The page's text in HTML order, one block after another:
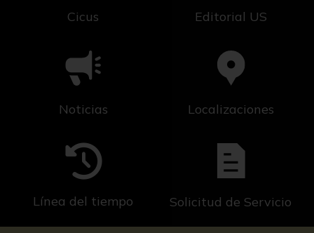
Cicus Editorial US
Noticias Localizaciones
Línea del tiempo Solicitud de Servicio